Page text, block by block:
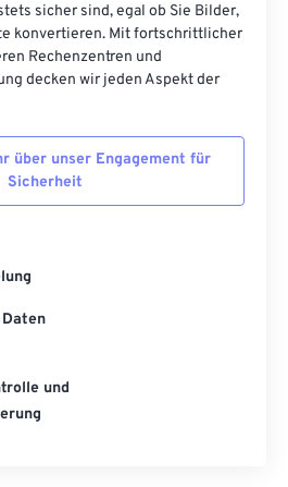
sicher sind, egal ob Sie Bilder,
konvertieren. Mit fortschrittlicher
Rechenzentren und
decken wir jeden Aspekt der
über unser Engagement für
Sicherheit
und